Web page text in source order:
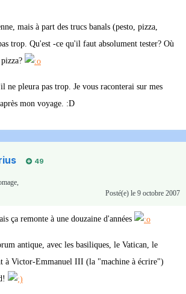
mais à part des trucs banals (pesto, pizza,
trop. Qu'est -ce qu'il faut absolument tester? Où
ne pleura pas trop. Je vous raconterai sur mes
mon voyage. :D
49
Posté(e) le 9 octobre 2007
ça remonte à une douzaine d'années
antique, avec les basiliques, le Vatican, le
à Victor-Emmanuel III (la "machine à écrire")